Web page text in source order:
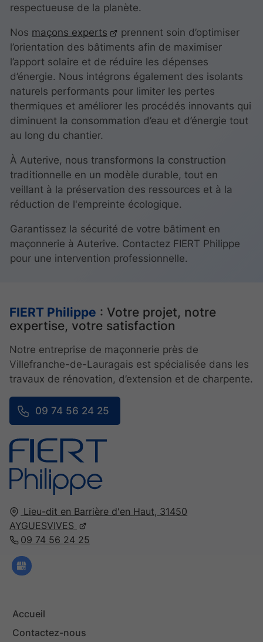
respectueuse de la planète.
Nos maçons experts
prennent soin d’optimiser
l’orientation des bâtiments afin de maximiser
l’apport solaire et de réduire les dépenses
d’énergie. Nous intégrons également des isolants
naturels performants pour limiter les pertes
thermiques et améliorer les procédés innovants qui
diminuent la consommation d’eau et d’énergie tout
au long du chantier.
À Auterive, nous transformons la construction
traditionnelle en un modèle durable, tout en
veillant à la préservation des ressources et à la
réduction de l'empreinte écologique.
Garantissez la sécurité de votre bâtiment en
maçonnerie à Auterive. Contactez FIERT Philippe
pour une intervention professionnelle.
Lieu-dit en Barrière d'en Haut, 31450
AYGUESVIVES
09 74 56 24 25
Accueil
Contactez-nous
FIERT Philippe : Votre projet, notre
expertise, votre satisfaction
Notre entreprise de maçonnerie près de
Villefranche-de-Lauragais est spécialisée dans les
travaux de rénovation, d’extension et de charpente.
09 74 56 24 25